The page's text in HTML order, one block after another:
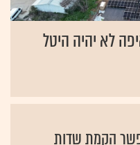
לא יהיה היטל
הקמת שדות